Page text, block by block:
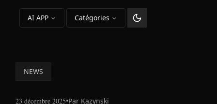
AI APP Catégories
Changer le thème
NEWS
23 décembre 2025•Par Kazynski